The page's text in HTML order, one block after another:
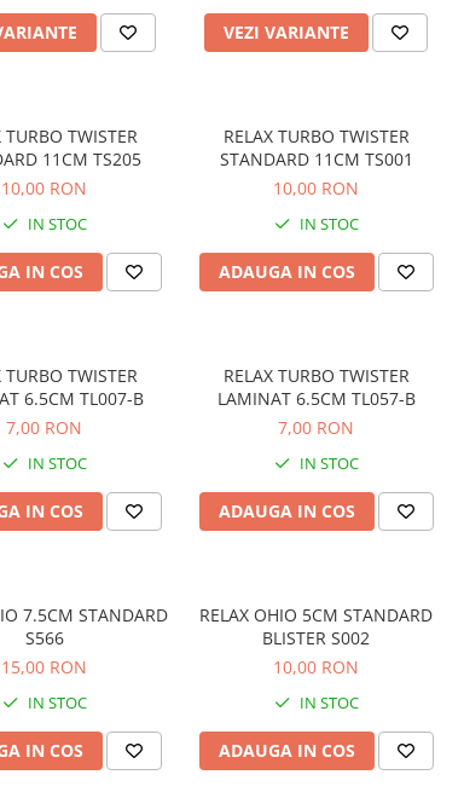
VEZI VARIANTE
TURBO TWISTER
11CM TS205
10,00 RON
IN STOC
IN COS
RELAX TURBO TWISTER
STANDARD 11CM TS001
10,00 RON
IN STOC
ADAUGA IN COS
TURBO TWISTER
6.5CM TL007-B
7,00 RON
IN STOC
IN COS
RELAX TURBO TWISTER
LAMINAT 6.5CM TL057-B
7,00 RON
IN STOC
ADAUGA IN COS
7.5CM STANDARD
S566
15,00 RON
IN STOC
IN COS
RELAX OHIO 5CM STANDARD
BLISTER S002
10,00 RON
IN STOC
ADAUGA IN COS